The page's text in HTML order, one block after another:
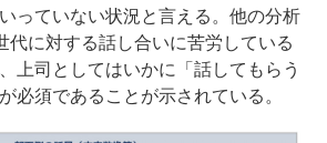
っていない状況と言える。他の分析
代に対する話し合いに苦労している
上司としてはいかに「話してもらう
必須であることが示されている。